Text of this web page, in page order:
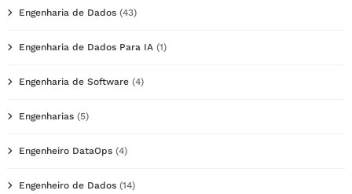
Engenharia de Dados (43)
Engenharia de Dados Para IA (1)
Engenharia de Software (4)
Engenharias (5)
Engenheiro DataOps (4)
Engenheiro de Dados (14)